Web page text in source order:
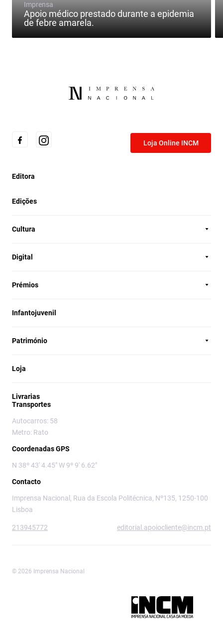
Imprensa
Apoio médico prestado durante a epidemia
de febre amarela.
Loja Online INCM
Editora
Edições
Cultura
Digital
Prémios
Infantojuvenil
Património
Loja
Livrarias
Transportes
Autocarros: 58
Metro: Rato
Coordenadas GPS
N 38º 43' 4.45" W 9º 9' 6.62"
Contacto
Imprensa Nacional, Rua da Escola Politécnica, Nº135, 1250-100
Lisboa
213945772 editorial.apoiocliente@incm.pt
© 2026 Imprensa Nacional